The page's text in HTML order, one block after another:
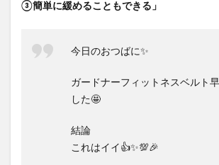
③簡単に緩めることもできる」
今日のおつばに✨
ガードナーフィットネスベルト
した🤩
結論
これはイイ👍✨💯🎉